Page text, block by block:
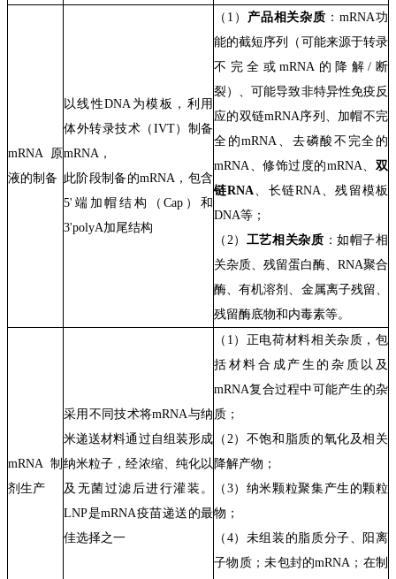
mRNA原
液的制备
以线性DNA为模板，利用
体外转录技术（IVT）制备
mRNA，
此阶段制备的mRNA ， 包含
5'端加帽结构（Cap）和
3'polyA加尾结构
（ 1 ） 产品相关杂质 ：mRNA功
能的截短序列（可能来源于转录
不完全或mRNA 的降解/ 断
裂）、可能导致非特异性免疫反
应的双链mRNA序列、加帽不完
全的mRNA 、去磷酸不完全的
mRNA、修饰过度的mRNA、双
链RNA、 长链RNA、残留模板
DNA等 ；
（ 2） 工艺相关杂质 ：如帽子相
关杂质、 残留蛋白酶、 RNA聚合
酶、有机溶剂、 金属离子残留、
残留酶底物和 内毒素等。
mRNA制
剂生产
采用不同技术将mRNA与纳
米递送材料通过自组装形成
纳米粒子，经浓缩、纯化以
及无菌过滤后进行灌装。
LNP是mRNA疫苗递送的最
佳选择之一
（ 1 ）正电荷材料相关杂质，包
括材料合成产生的杂质以及
mRNA复合过程中可能产生的杂
质；
（ 2）不饱和脂质的氧化及相关
降解产物；
（ 3）纳米颗粒聚集产生的颗粒
物；
（ 4）未组装的脂质分子、阳离
子物质；未包封的mRNA ；在制